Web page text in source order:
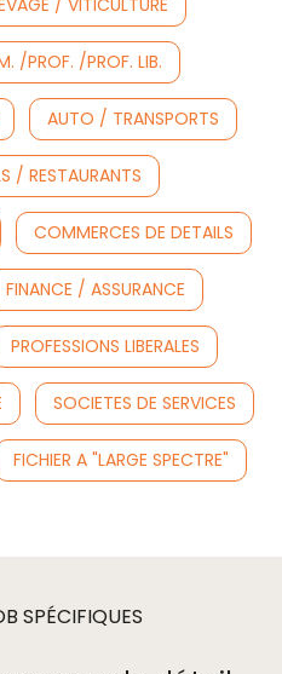
/ VITICULTURE
/PROF. /PROF. LIB.
AUTO / TRANSPORTS
/ RESTAURANTS
COMMERCES DE DETAILS
FINANCE / ASSURANCE
PROFESSIONS LIBERALES
SOCIETES DE SERVICES
FICHIER A "LARGE SPECTRE"
SPÉCIFIQUES